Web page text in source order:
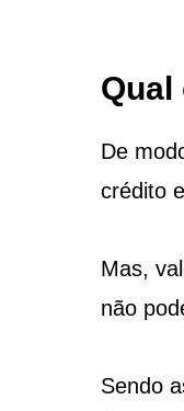
Qual
De
crédito
Mas,
não
Sendo